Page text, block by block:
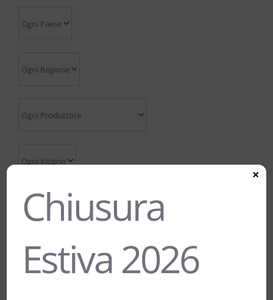
Chiusura
Estiva 2026
×